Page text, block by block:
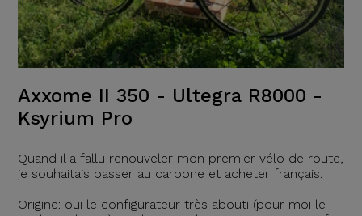
Axxome II 350 - Ultegra R8000 -
Ksyrium Pro
Quand il a fallu renouveler mon premier vélo de route,
je souhaitais passer au carbone et acheter français.
Origine: oui le configurateur très abouti (pour moi le